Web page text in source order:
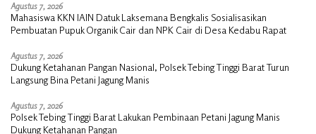
Agustus 7, 2026
Mahasiswa KKN IAIN Datuk Laksemana Bengkalis Sosialisasikan
Pembuatan Pupuk Organik Cair dan NPK Cair di Desa Kedabu Rapat
Agustus 7, 2026
Dukung Ketahanan Pangan Nasional, Polsek Tebing Tinggi Barat Turun
Langsung Bina Petani Jagung Manis
Agustus 7, 2026
Polsek Tebing Tinggi Barat Lakukan Pembinaan Petani Jagung Manis
Dukung Ketahanan Pangan